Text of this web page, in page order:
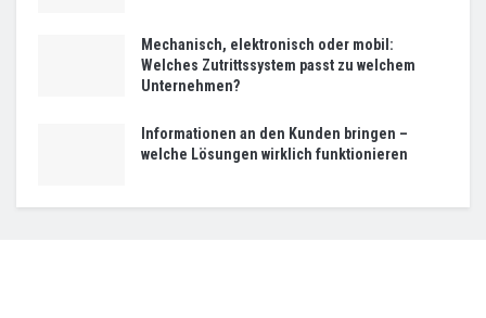
Mechanisch, elektronisch oder mobil:
Welches Zutrittssystem passt zu welchem
Unternehmen?
Informationen an den Kunden bringen –
welche Lösungen wirklich funktionieren